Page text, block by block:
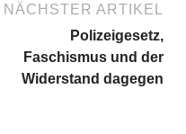
NÄCHSTER ARTIKEL
Polizeigesetz,
Faschismus und der
Widerstand dagegen